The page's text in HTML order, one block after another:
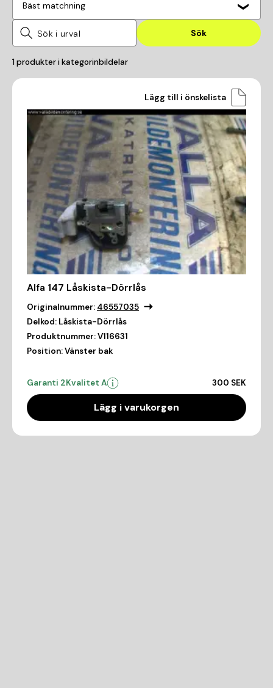
Bäst matchning
Sök
1produkter i kategorinbildelar
Lägg till i önskelista
Alfa 147 Låskista-Dörrlås
Originalnummer: 46557035
Delkod: Låskista-Dörrlås
Produktnummer:V116631
Position:Vänster bak
Garanti 2Kvalitet A 300 SEK
Lägg i varukorgen